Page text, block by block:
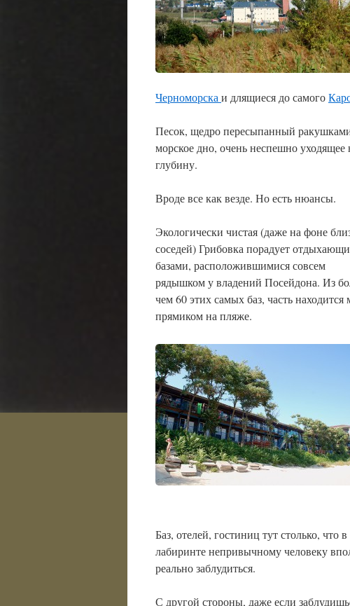
Черноморска и длящиеся до самого
Песок, щедро пересыпанный
морское дно, очень неспешно уходящее
глубину.
Вроде все как везде. Но есть нюансы.
Экологически чистая (даже на фоне
соседей) Грибовка порадует
базами, расположившимися совсем
рядышком у владений Посейдона. Из
чем 60 этих самых баз, часть
прямиком на пляже.
Баз, отелей, гостиниц тут столько, что
лабиринте непривычному человеку
реально заблудиться.
С другой стороны, даже если